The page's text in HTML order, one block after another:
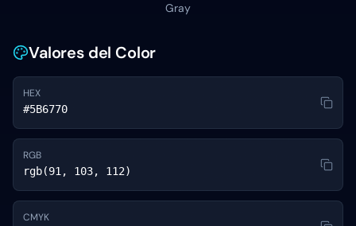
Gray
Valores del Color
HEX
#5B6770
RGB
rgb(91, 103, 112)
CMYK